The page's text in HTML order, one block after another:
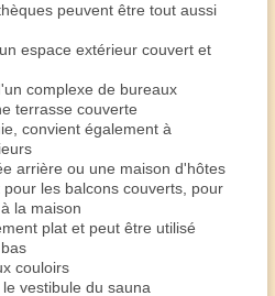
peuvent être tout aussi
espace extérieur couvert et
complexe de bureaux
terrasse couverte
convient également à
arrière ou une maison d'hôtes
les balcons couverts, pour
la maison
plat et peut être utilisé
couloirs
vestibule du sauna